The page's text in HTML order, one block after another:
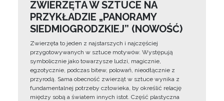
ZWIERZĘTA W SZTUCE NA
PRZYKŁADZIE „PANORAMY
SIEDMIOGRODZKIEJ” (NOWOŚĆ)
Zwierzęta to jeden z najstarszych i najczęściej
przygotowywanych w sztuce motywów. Występują
symbolicznie jako towarzysze ludzi, magicznie,
egzotycznie, podczas bitew, polowań, nieodłącznie z
przyrodą. Sama obecność zwierząt w sztuce wynika z
fundamentalnej potrzeby człowieka, by określić relację
między sobą a światem innych istot. Część plastyczna